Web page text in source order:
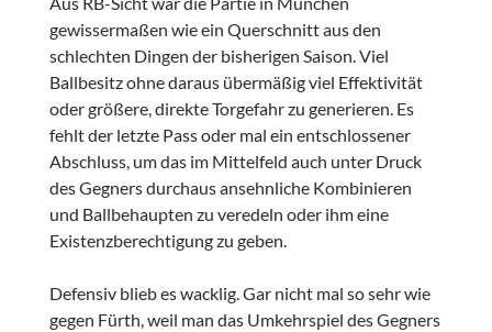
gewissermaßen wie ein Querschnitt aus den
schlechten Dingen der bisherigen Saison. Viel
Ballbesitz ohne daraus übermäßig viel Effektivität
oder größere, direkte Torgefahr zu generieren. Es
fehlt der letzte Pass oder mal ein entschlossener
Abschluss, um das im Mittelfeld auch unter Druck
des Gegners durchaus ansehnliche Kombinieren
und Ballbehaupten zu veredeln oder ihm eine
Existenzberechtigung zu geben.
Defensiv blieb es wacklig. Gar nicht mal so sehr wie
gegen Fürth, weil man das Umkehrspiel des Gegners